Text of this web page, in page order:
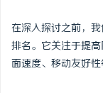
在深入探讨之前，
排名。它关注于提
面速度、移动友好性